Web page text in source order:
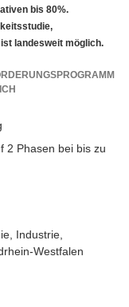
bis 80%.
landesweit möglich.
T
2 Phasen bei bis zu
Industrie,
Westfalen